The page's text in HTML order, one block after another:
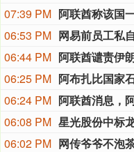
07:39 PM 阿联酋称该国
06:53 PM
06:44 PM 阿联酋谴责伊
06:25 PM
06:24 PM
06:08 PM 星光股份中标
06:02 PM